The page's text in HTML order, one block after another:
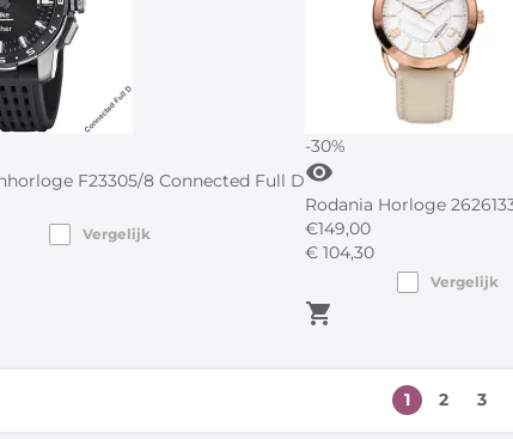
F23305/8 Connected Full D
Vergelijk
-30%
visibility
Rodania Horloge
€149,00
€ 104,30
Vergelijk
shopping_cart
1 2 3